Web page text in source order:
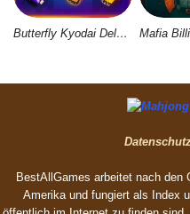
Butterfly Kyodai Deluxe 2 Mafia
BestAllGames arbeitet nach den
Amerika und fungiert als Index